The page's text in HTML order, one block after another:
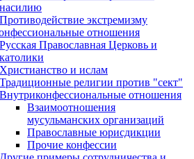
насилию
Противодействие экстремизму
отношения
Русская Православная Церковь и
католики
Христианство и ислам
Традиционные религии против "сект"
Внутриконфессиональные отношения
Взаимоотношения
мусульманских организаций
Православные юрисдикции
Прочие конфессии